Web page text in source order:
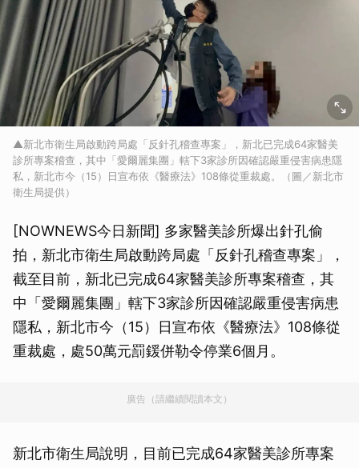
▲新北市衛生局啟動跨局處「反針孔稽查專案」，新北已完成64家醫美
診所專案稽查，其中「愛爾麗集團」轄下3家診所因確認嚴重侵害病患隱
私，新北市今（15）日宣布依《醫療法》108條從重裁處。（圖／新北市
衛生局提供）
[NOWNEWS今日新聞] 多家醫美診所爆出針孔偷
拍，新北市衛生局啟動跨局處「反針孔稽查專案」，
截至目前，新北已完成64家醫美診所專案稽查，其
中「愛爾麗集團」轄下3家診所因確認嚴重侵害病患
隱私，新北市今（15）日宣布依《醫療法》108條從
重裁處，處50萬元罰鍰併勒令停業6個月。
廣告（請繼續閱讀本文）
新北市衛生局說明，目前已完成64家醫美診所專案